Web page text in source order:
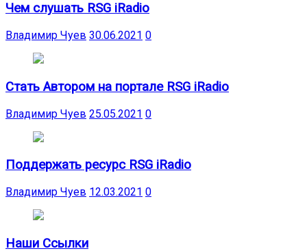
Чем слушать RSG iRadio
Владимир Чуев 30.06.2021 0
Стать Автором на портале RSG iRadio
Владимир Чуев 25.05.2021 0
Поддержать ресурс RSG iRadio
Владимир Чуев 12.03.2021 0
Наши Ссылки